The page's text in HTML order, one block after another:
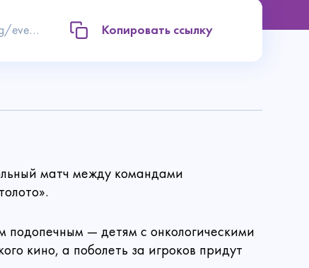
https://bfkh.ru/what-are-we-doing/events/blagotvoritelnyy-match-v-polzu-fonda-khabenskogo/ Копировать ссылку
матч между командами
— детям с онкологическими
кино, а поболеть за игроков придут
Контакты